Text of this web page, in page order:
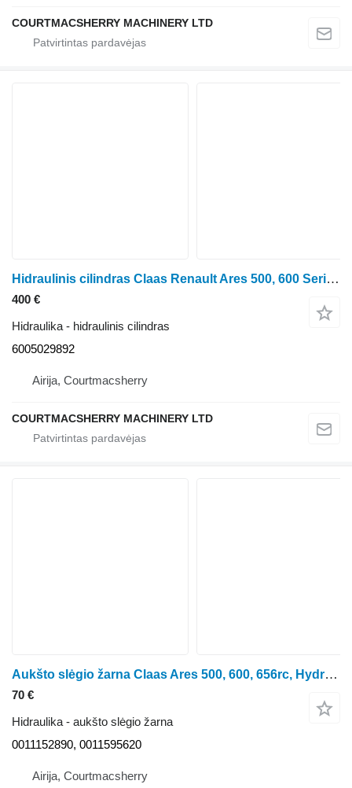
COURTMACSHERRY MACHINERY LTD
Hidraulinis cilindras Claas Renault Ares 500, 600 Series, 656rc, Hydraulic Lift Cylinder 600 6005029892 ratinio traktoriaus
400 €
Hidraulika - hidraulinis cilindras
6005029892
Airija, Courtmacsherry
COURTMACSHERRY MACHINERY LTD
Aukšto slėgio žarna Claas Ares 500, 600, 656rc, Hydraulic Control Cable 0011152890, 001159 ratinio traktoriaus
70 €
Hidraulika - aukšto slėgio žarna
0011152890, 0011595620
Airija, Courtmacsherry